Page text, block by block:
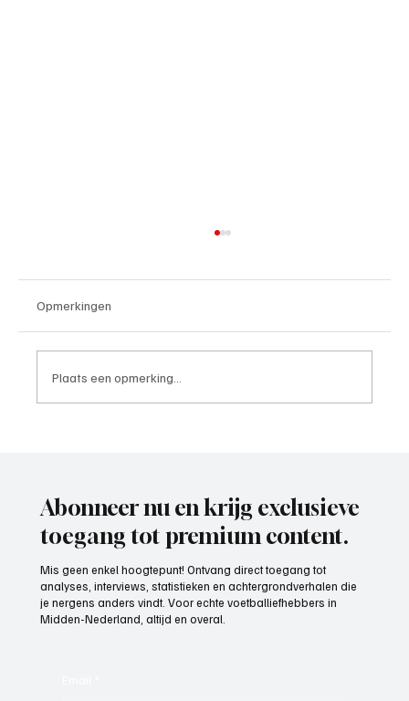
Opmerkingen
Plaats een opmerking...
Abonneer nu en krijg exclusieve
toegang tot premium content.
Mis geen enkel hoogtepunt! Ontvang direct toegang tot
analyses, interviews, statistieken en achtergrondverhalen die
je nergens anders vindt. Voor echte voetballiefhebbers in
Midden-Nederland, altijd en overal.